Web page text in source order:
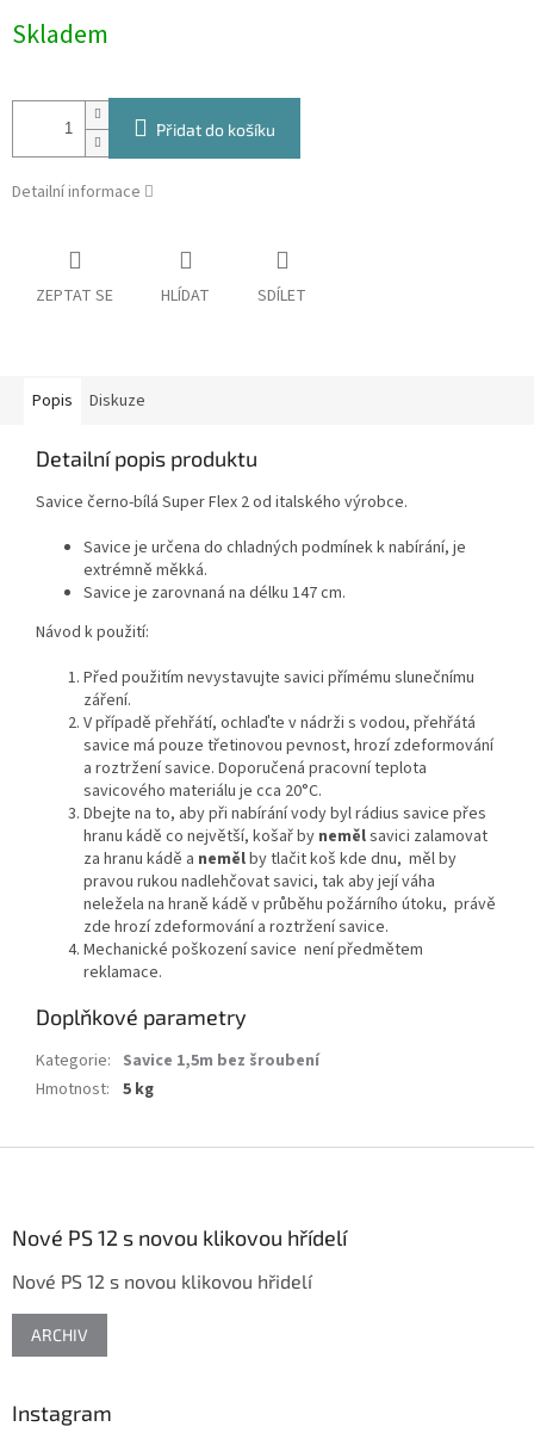
cena:
Skladem
Přidat do košíku
Detailní informace
ZEPTAT SE HLÍDAT SDÍLET
Popis Diskuze
Detailní popis produktu
Savice černo-bílá Super Flex 2 od italského výrobce.
Savice je určena do chladných podmínek k nabírání, je
extrémně měkká.
Savice je zarovnaná na délku 147 cm.
Návod k použití:
Před použitím nevystavujte savici přímému slunečnímu
záření.
V případě přehřátí, ochlaďte v nádrži s vodou, přehřátá
savice má pouze třetinovou pevnost, hrozí zdeformování
a roztržení savice. Doporučená pracovní teplota
savicového materiálu je cca 20°C.
Dbejte na to, aby při nabírání vody byl rádius savice přes
hranu kádě co největší, košař by nemělsavici zalamovat
za hranu kádě a nemělby tlačit koš kde dnu, měl by
pravou rukou nadlehčovat savici, tak aby její váha
neležela na hraně kádě v průběhu požárního útoku, právě
zde hrozí zdeformování a roztržení savice.
Mechanické poškození savice není předmětem
reklamace.
Doplňkové parametry
Kategorie: Savice 1,5m bez šroubení
Hmotnost: 5 kg
Nové PS 12 s novou klikovou hřídelí
Nové PS 12 s novou klikovou hřidelí
ARCHIV
Instagram